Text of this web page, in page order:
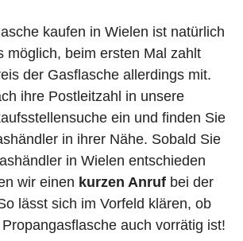
kaufen in Wielen ist natürlich
möglich, beim ersten Mal zahlt
der Gasflasche allerdings mit.
ihre Postleitzahl in unsere
ein und finden Sie
in ihrer Nähe. Sobald Sie
in Wielen entschieden
wir einen kurzen Anruf bei der
lässt sich im Vorfeld klären, ob
auch vorrätig ist!